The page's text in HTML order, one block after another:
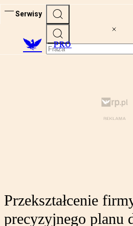
Serwisy
PRO
Przekształcenie
precyzyjnego planu